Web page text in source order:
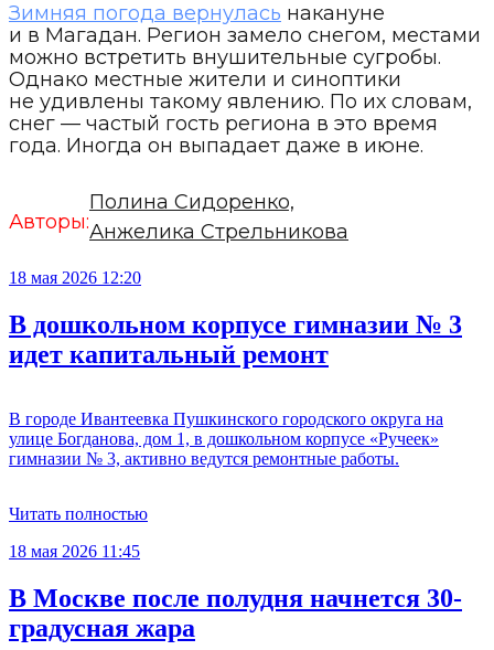
Зимняя погода вернулась накануне
и в Магадан. Регион замело снегом, местами
можно встретить внушительные сугробы.
Однако местные жители и синоптики
не удивлены такому явлению. По их словам,
снег — частый гость региона в это время
года. Иногда он выпадает даже в июне.
Авторы:
Полина Сидоренко,
Анжелика Стрельникова
18 мая 2026 12:20
В дошкольном корпусе гимназии № 3
идет капитальный ремонт
В городе Ивантеевка Пушкинского городского округа на
улице Богданова, дом 1, в дошкольном корпусе «Ручеек»
гимназии № 3, активно ведутся ремонтные работы.
Читать полностью
18 мая 2026 11:45
В Москве после полудня начнется 30-
градусная жара